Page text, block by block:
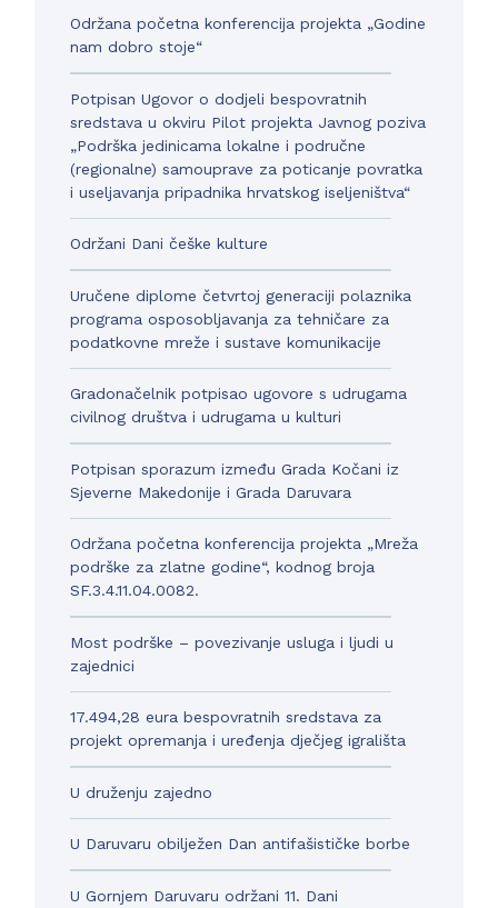
Održana početna konferencija projekta „Godine
nam dobro stoje“
Potpisan Ugovor o dodjeli bespovratnih
sredstava u okviru Pilot projekta Javnog poziva
„Podrška jedinicama lokalne i područne
(regionalne) samouprave za poticanje povratka
i useljavanja pripadnika hrvatskog iseljeništva“
Održani Dani češke kulture
Uručene diplome četvrtoj generaciji polaznika
programa osposobljavanja za tehničare za
podatkovne mreže i sustave komunikacije
Gradonačelnik potpisao ugovore s udrugama
civilnog društva i udrugama u kulturi
Potpisan sporazum između Grada Kočani iz
Sjeverne Makedonije i Grada Daruvara
Održana početna konferencija projekta „Mreža
podrške za zlatne godine“, kodnog broja
SF.3.4.11.04.0082.
Most podrške – povezivanje usluga i ljudi u
zajednici
17.494,28 eura bespovratnih sredstava za
projekt opremanja i uređenja dječjeg igrališta
U druženju zajedno
U Daruvaru obilježen Dan antifašističke borbe
U Gornjem Daruvaru održani 11. Dani